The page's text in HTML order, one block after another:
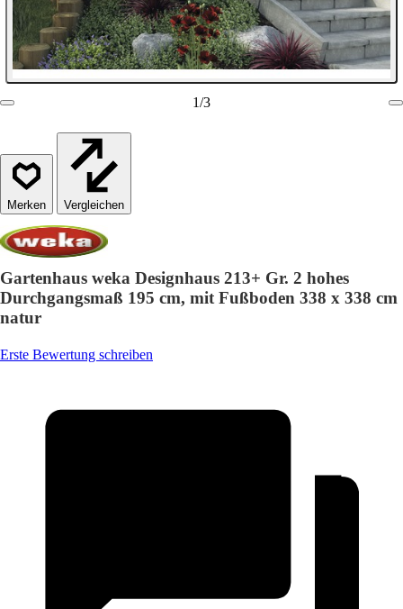
1/3
Vergleichen
Gartenhaus weka Designhaus 213+ Gr. 2 hohes
Durchgangsmaß 195 cm, mit Fußboden 338 x 338 cm
natur
Erste Bewertung schreiben